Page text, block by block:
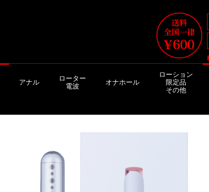
アナル
ローター
電波
オナホール
ローション
限定品
その他